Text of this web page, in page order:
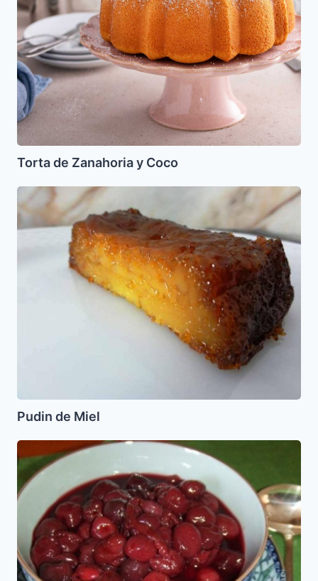
Coco
Torta de Zanahoria y Coco
Pudin
de
Miel
Pudin de Miel
Manzanillas
en
Miel